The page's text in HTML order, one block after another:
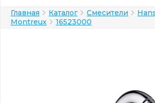
Главная Каталог Смесители
Montreux
16523000